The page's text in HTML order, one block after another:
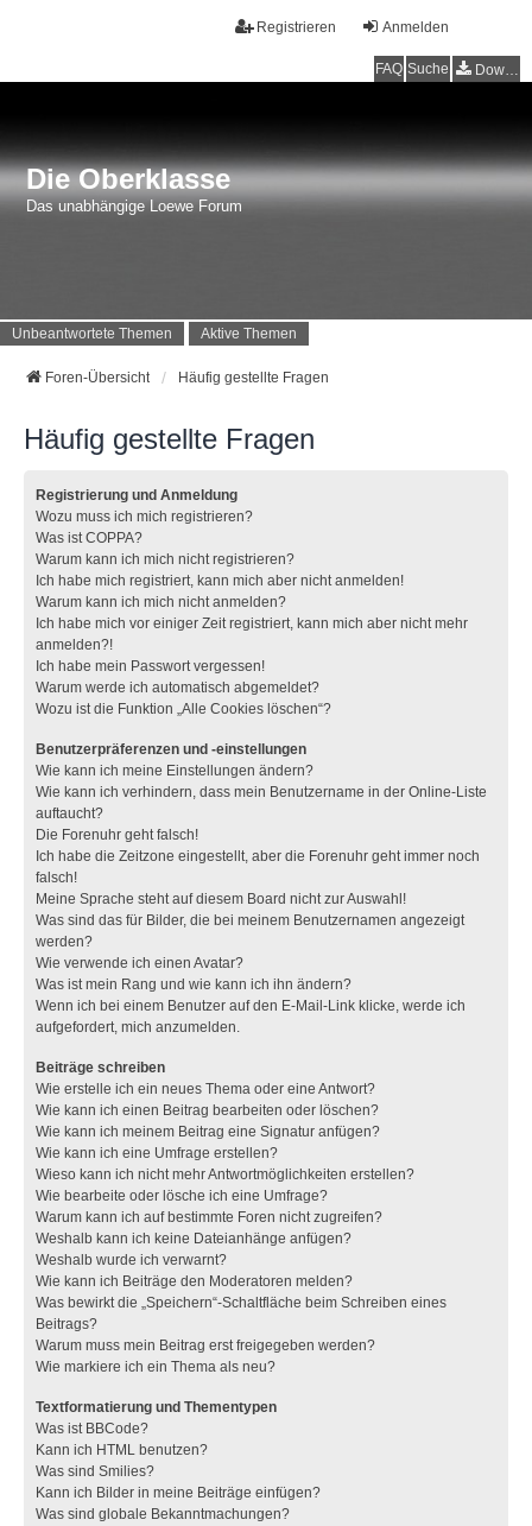
Anmelden
Registrieren
FAQ Suche Downloads
Die Oberklasse
Das unabhängige Loewe Forum
Unbeantwortete Themen Aktive Themen
Foren-Übersicht Häufig gestellte Fragen
Häufig gestellte Fragen
Registrierung und Anmeldung
Wozu muss ich mich registrieren?
Was ist COPPA?
Warum kann ich mich nicht registrieren?
Ich habe mich registriert, kann mich aber nicht anmelden!
Warum kann ich mich nicht anmelden?
Ich habe mich vor einiger Zeit registriert, kann mich aber nicht mehr
anmelden?!
Ich habe mein Passwort vergessen!
Warum werde ich automatisch abgemeldet?
Wozu ist die Funktion „Alle Cookies löschen“?
Benutzerpräferenzen und -einstellungen
Wie kann ich meine Einstellungen ändern?
Wie kann ich verhindern, dass mein Benutzername in der Online-Liste
auftaucht?
Die Forenuhr geht falsch!
Ich habe die Zeitzone eingestellt, aber die Forenuhr geht immer noch
falsch!
Meine Sprache steht auf diesem Board nicht zur Auswahl!
Was sind das für Bilder, die bei meinem Benutzernamen angezeigt
werden?
Wie verwende ich einen Avatar?
Was ist mein Rang und wie kann ich ihn ändern?
Wenn ich bei einem Benutzer auf den E-Mail-Link klicke, werde ich
aufgefordert, mich anzumelden.
Beiträge schreiben
Wie erstelle ich ein neues Thema oder eine Antwort?
Wie kann ich einen Beitrag bearbeiten oder löschen?
Wie kann ich meinem Beitrag eine Signatur anfügen?
Wie kann ich eine Umfrage erstellen?
Wieso kann ich nicht mehr Antwortmöglichkeiten erstellen?
Wie bearbeite oder lösche ich eine Umfrage?
Warum kann ich auf bestimmte Foren nicht zugreifen?
Weshalb kann ich keine Dateianhänge anfügen?
Weshalb wurde ich verwarnt?
Wie kann ich Beiträge den Moderatoren melden?
Was bewirkt die „Speichern“-Schaltfläche beim Schreiben eines
Beitrags?
Warum muss mein Beitrag erst freigegeben werden?
Wie markiere ich ein Thema als neu?
Textformatierung und Thementypen
Was ist BBCode?
Kann ich HTML benutzen?
Was sind Smilies?
Kann ich Bilder in meine Beiträge einfügen?
Was sind globale Bekanntmachungen?